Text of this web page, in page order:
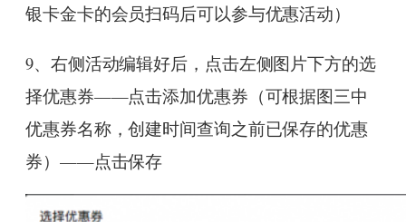
银卡金卡的会员扫码后可以参与优惠活动）
9、右侧活动编辑好后，点击左侧图片下方的选
择优惠券——点击添加优惠券（可根据图三中
优惠券名称，创建时间查询之前已保存的优惠
券）——点击保存